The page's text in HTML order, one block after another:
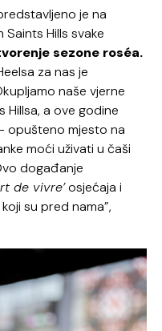
je na
Hills svake
sezone roséa.
za nas je
naše vjerne
Hillsa, a ove godine
opušteno mjesto na
moći uživati u čaši
događanje
de vivre’osjećaja i
su pred nama”,